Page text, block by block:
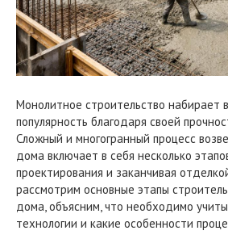
Монолитное строительство набирает
популярность благодаря своей
Сложный и многогранный процесс
дома включает в себя несколько
проектирования и заканчивая
рассмотрим основные этапы
дома, объясним, что необходимо
технологии и какие особенности